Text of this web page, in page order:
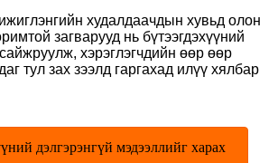
худалдаачдын хувьд олон
загварууд нь бүтээгдэхүүний
хэрэглэгчдийн өөр өөр
тул зах зээлд гаргахад илүү хялбар
дэлгэрэнгүй мэдээллийг харах